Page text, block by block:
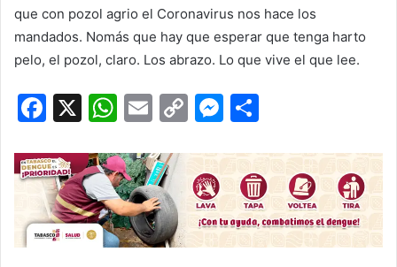
que con pozol agrio el Coronavirus nos hace los
mandados. Nomás que hay que esperar que tenga harto
pelo, el pozol, claro. Los abrazo. Lo que vive el que lee.
F
c
e
b
o
X
W
at
s
A
p
E
ai
l
C
p
y
Li
n
M
s
s
e
n
m
p
ar
tir